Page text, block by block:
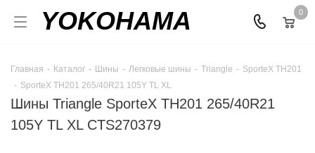
YOKOHAMA 0
Главная - Каталог - Шины - Легковые шины - Triangle - SporteX TH201
- SporteX TH201 265/40R21 105Y TL XL
Шины Triangle SporteX TH201 265/40R21
105Y TL XL CTS270379